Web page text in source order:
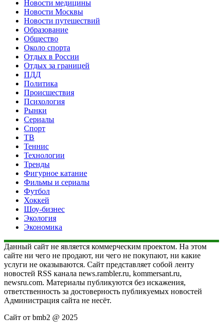
Новости медицины
Новости Москвы
Новости путешествий
Образование
Общество
Около спорта
Отдых в России
Отдых за границей
ПДД
Политика
Происшествия
Психология
Рынки
Сериалы
Спорт
ТВ
Теннис
Технологии
Тренды
Фигурное катание
Фильмы и сериалы
Футбол
Хоккей
Шоу-бизнес
Экология
Экономика
Данный сайт не является коммерческим проектом. На этом
сайте ни чего не продают, ни чего не покупают, ни какие
услуги не оказываются. Сайт представляет собой ленту
новостей RSS канала news.rambler.ru, kommersant.ru,
newsru.com. Материалы публикуются без искажения,
ответственность за достоверность публикуемых новостей
Администрация сайта не несёт.
Сайт от bmb2 @ 2025